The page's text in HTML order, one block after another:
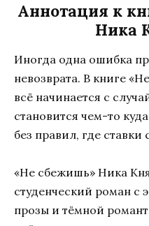
Аннотация к
Ника
Иногда одна ошибка
невозврата. В книге
всё начинается с
становится чем-то
без правил, где
«Не сбежишь» Ника
студенческий роман с
прозы и тёмной